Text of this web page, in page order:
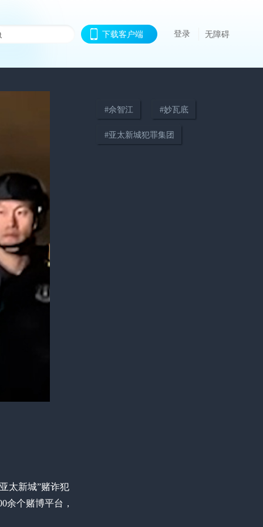
下载客户端 登录 无障碍
太新城”赌诈犯
余个赌博平台，
#佘智江 #妙瓦底
#亚太新城犯罪集团